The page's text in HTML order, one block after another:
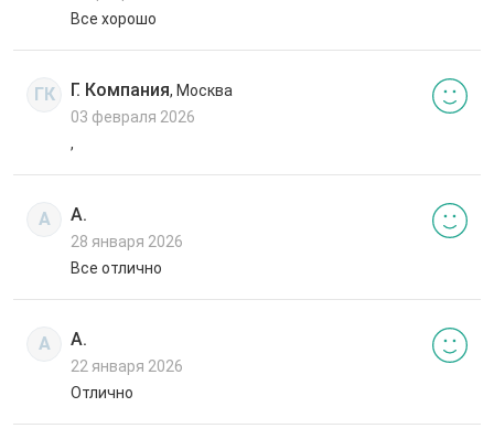
Все хорошо
ГК Г. Компания, Москва
03 февраля 2026
,
А А.
28 января 2026
Все отлично
А А.
22 января 2026
Отлично